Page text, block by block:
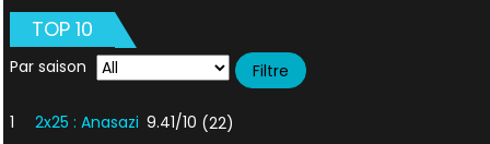
TOP 10
Par saison
1 2x25 : Anasazi 9.41/10 (22)